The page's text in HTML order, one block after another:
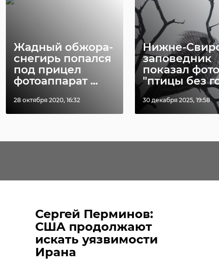
Жадный обжора-
снегирь попался
под прицел
фотоаппарат ...
28 октября 2020, 16:32
Нижне-
заповедник
показал фото
"птицы без
30 декабря 2025, 19:58
Сергей Перминов:
США продолжают
искать уязвимости
Ирана